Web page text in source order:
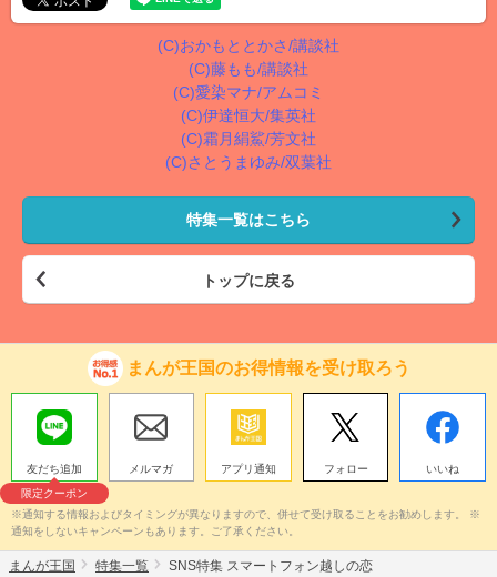
(C)おかもととかさ/講談社
(C)藤もも/講談社
(C)愛染マナ/アムコミ
(C)伊達恒大/集英社
(C)霜月絹鯊/芳文社
(C)さとうまゆみ/双葉社
特集一覧はこちら
トップに戻る
まんが王国のお得情報を受け取ろう
友だち追加
限定クーポン
メルマガ アプリ通知 フォロー いいね
※通知する情報およびタイミングが異なりますので、併せて受け取ることをお勧めします。 ※
通知をしないキャンペーンもあります。ご了承ください。
まんが王国 特集一覧 SNS特集 スマートフォン越しの恋